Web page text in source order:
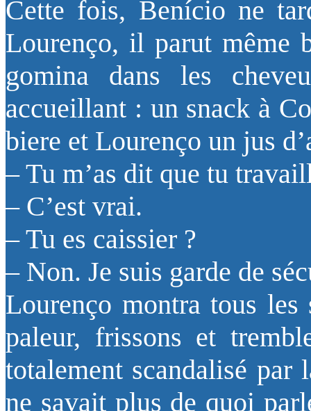
Cette fois, Benício ne
Lourenço, il parut même
gomina dans les
accueillant : un snack à
biere et Lourenço un jus
– Tu m’as dit que tu
– C’est vrai.
– Tu es caissier ?
– Non. Je suis garde de
Lourenço montra tous les
paleur, frissons et
totalement scandalisé par
ne savait plus de quoi